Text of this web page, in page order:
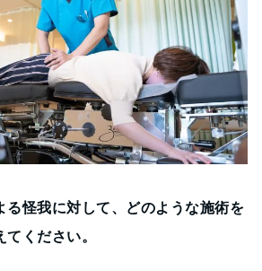
怪我に対して、どのような施術を
ください。